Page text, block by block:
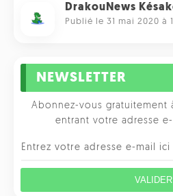
DrakouNews
Publié le 31 mai 2020 à
NEWSLETTER
Abonnez-vous gratuitement
entrant votre adresse
VALIDER